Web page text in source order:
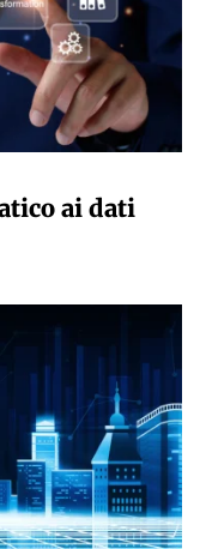
ai dati